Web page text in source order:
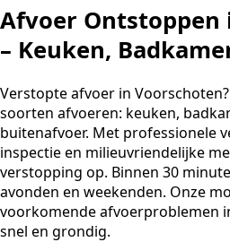
Afvoer Ontstoppen
– Keuken,
Verstopte afvoer in
soorten afvoeren: keuken,
buitenafvoer. Met professionele
inspectie en milieuvriendelijke
verstopping op. Binnen 30
avonden en weekenden. Onze
voorkomende afvoerproblemen
snel en grondig.